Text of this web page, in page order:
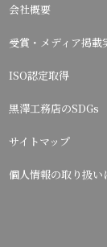
会社概要
受賞・メディア掲載
ISO認定取得
黒澤工務店のSDGs
サイトマップ
個人情報の取り扱い